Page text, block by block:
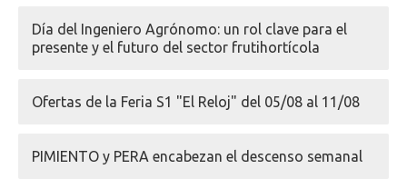
Día del Ingeniero Agrónomo: un rol clave para el
presente y el futuro del sector frutihortícola
Ofertas de la Feria S1 "El Reloj" del 05/08 al 11/08
PIMIENTO y PERA encabezan el descenso semanal